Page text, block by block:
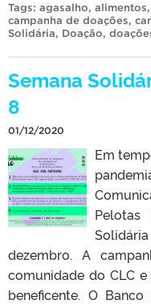
Tags: agasalho, alimentos,
campanha de doações,
Solidária, Doação,
Semana
8
01/12/2020
Em
Pelotas
dezembro. A
comunidade do CLC
beneficente. O